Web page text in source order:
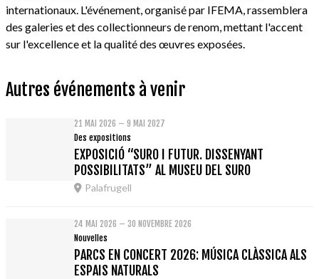
internationaux. L'événement, organisé par IFEMA, rassemblera
des galeries et des collectionneurs de renom, mettant l'accent
sur l'excellence et la qualité des œuvres exposées.
Autres événements à venir
21 MAI 2026 – 9 MAI 2027
Des expositions
EXPOSICIÓ “SURO I FUTUR. DISSENYANT
POSSIBILITATS” AL MUSEU DEL SURO
Palafrugell
24 MAI 2026 – 30 NOVEMBRE 2026
Nouvelles
PARCS EN CONCERT 2026: MÚSICA CLÀSSICA ALS
ESPAIS NATURALS